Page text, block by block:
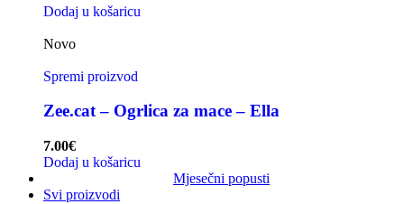
Dodaj u košaricu
Novo
Spremi proizvod
Zee.cat – Ogrlica za mace – Ella
7.00€
Dodaj u košaricu
Mjesečni popusti
Svi proizvodi